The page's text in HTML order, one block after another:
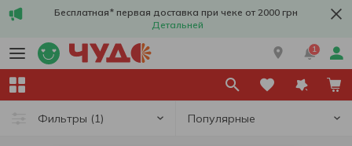
Бесплатная* первая доставка при чеке от 2000 грн
Детальней
1
Фильтры (1) Популярные